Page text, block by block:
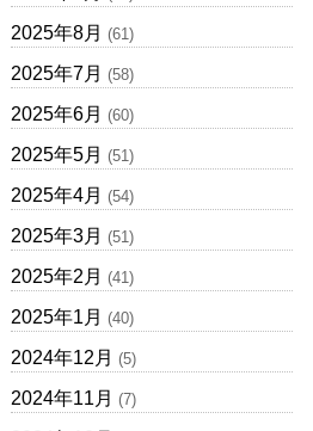
2025年8月 (61)
2025年7月 (58)
2025年6月 (60)
2025年5月 (51)
2025年4月 (54)
2025年3月 (51)
2025年2月 (41)
2025年1月 (40)
2024年12月 (5)
2024年11月 (7)